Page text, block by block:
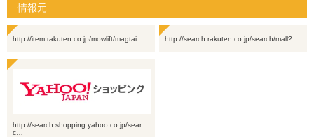
情報元
http://item.rakuten.co.jp/mowlift/magtai… http://search.rakuten.co.jp/search/mall?…
http://search.shopping.yahoo.co.jp/sear
c…